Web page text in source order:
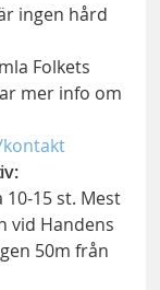
ingen hård
Folkets
mer info om
15 st. Mest
vid Handens
50m från